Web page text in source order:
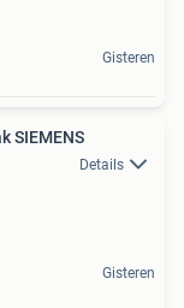
Gisteren
SIEMENS
Details
Gisteren